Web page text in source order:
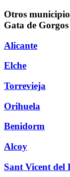
Otros
Gata de Gorgos
Alicante
Elche
Torrevieja
Orihuela
Benidorm
Alcoy
Sant Vicent del